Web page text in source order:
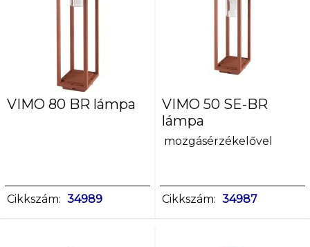
VIMO 80 BR lámpa
Cikkszám: 34989
VIMO 50 SE-BR
lámpa
mozgásérzékelővel
Cikkszám: 34987